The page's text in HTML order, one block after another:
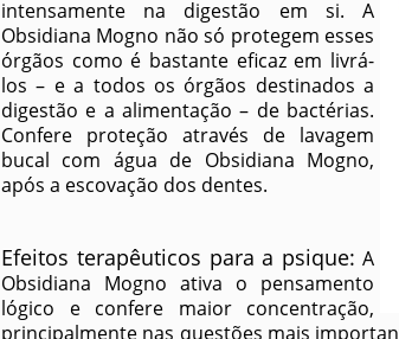
intensamente na digestão em si. A
Obsidiana Mogno não só protegem esses
órgãos como é bastante eficaz em livrá-
los – e a todos os órgãos destinados a
digestão e a alimentação – de bactérias.
Confere proteção através de lavagem
bucal com água de Obsidiana Mogno,
após a escovação dos dentes.
Efeitos terapêuticos para a psique: A
Obsidiana Mogno ativa o pensamento
lógico e confere maior concentração,
principalmente nas questões mais